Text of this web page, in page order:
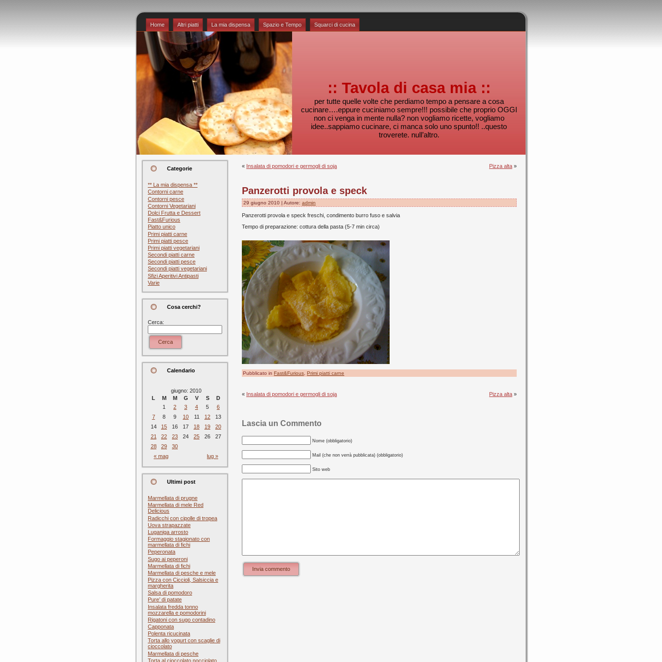
Home Altri piatti La mia dispensa Spazio e Tempo Squarci di cucina
:: Tavola di casa mia ::
per tutte quelle volte che perdiamo tempo a pensare a cosa
cucinare….eppure cuciniamo sempre!!! possibile che proprio OGGI
non ci venga in mente nulla? non vogliamo ricette, vogliamo
idee..sappiamo cucinare, ci manca solo uno spunto!! ..questo
troverete. null’altro.
Categorie
** La mia dispensa **
Contorni carne
Contorni pesce
Contorni Vegetariani
Dolci Frutta e Dessert
Fast&Furious
Piatto unico
Primi piatti carne
Primi piatti pesce
Primi piatti vegetariani
Secondi piatti carne
Secondi piatti pesce
Secondi piatti vegetariani
Sfizi Aperitivi Antipasti
Varie
Cosa cerchi?
Cerca:
Cerca
Calendario
giugno: 2010
L
M M G V S D
« mag lug »
1 2 3 4 5
6
7
8 9 10 11 12
13
14
15 16 17 18 19
20
21
22 23 24 25 26
27
28
29 30
Ultimi post
Marmellata di prugne
Marmellata di mele Red
Delicious
Radicchi con cipolle di tropea
Uova strapazzate
Luganiga arrosto
Formaggio stagionato con
marmellata di fichi
Peperonata
Sugo ai peperoni
Marmellata di fichi
Marmellata di pesche e mele
Pizza con Ciccioli, Salsiccia e
margherita
Salsa di pomodoro
Pure’ di patate
Insalata fredda tonno
mozzarella e pomodorini
Rigatoni con sugo contadino
Capponata
Polenta ricucinata
Torta allo yogurt con scaglie di
cioccolato
Marmellata di pesche
Torta al cioccolato nocciolato
« Insalata di pomodori e germogli di soja Pizza alta »
Panzerotti provola e speck
29 giugno 2010 | Autore: admin
Panzerotti provola e speck freschi, condimento burro fuso e salvia
Tempo di preparazione: cottura della pasta (5-7 min circa)
Pubblicato in Fast&Furious Primi piatti carne
« Insalata di pomodori e germogli di soja Pizza alta »
Lascia un Commento
Nome (obbligatorio)
Mail (che non verrà pubblicata) (obbligatorio)
Sito web
Invia commento